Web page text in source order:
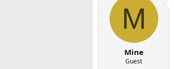
M
Mine
Guest